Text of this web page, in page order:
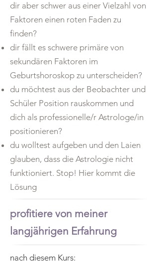
dir aber schwer aus einer Vielzahl von
Faktoren einen roten Faden zu
finden?
dir fällt es schwere primäre von
sekundären Faktoren im
Geburtshoroskop zu unterscheiden?
du möchtest aus der Beobachter und
Schüler Position rauskommen und
dich als professionelle/r Astrologe/in
positionieren?
du wolltest aufgeben und den Laien
glauben, dass die Astrologie nicht
funktioniert. Stop! Hier kommt die
Lösung
profitiere von meiner
langjährigen Erfahrung
nach diesem Kurs: